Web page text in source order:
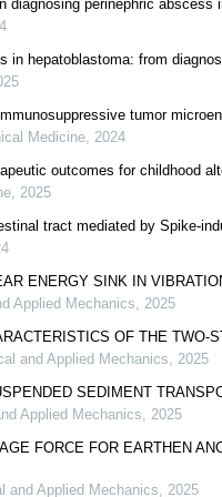
diagnosing perinephric
in hepatoblastoma: from
tumor
Medicine, 2024
outcomes for childhood
, 2025
tract mediated by Spike-
ENERGY SINK IN
Applied Mechanics, 2025
OF THE
and Applied Mechanics, 2025
SEDIMENT
Applied Mechanics, 2025
FORCE FOR EARTHEN
and Applied Mechanics, 2025